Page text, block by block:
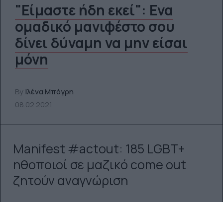
"Είμαστε ήδη εκεί": Eνα
ομαδικό μανιφέστο σου
δίνει δύναμη να μην είσαι
μόνη
By Ιλένα Μπόγρη
08.02.2021
Manifest #actout: 185 LGBT+
ηθοποιοί σε μαζικό come out
ζητούν αναγνώριση